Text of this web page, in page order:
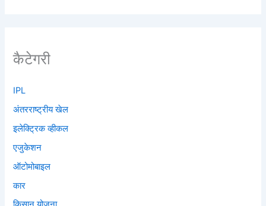
कैटेगरी
IPL
अंतरराष्ट्रीय खेल
इलेक्ट्रिक व्हीकल
एजुकेशन
ऑटोमोबाइल
कार